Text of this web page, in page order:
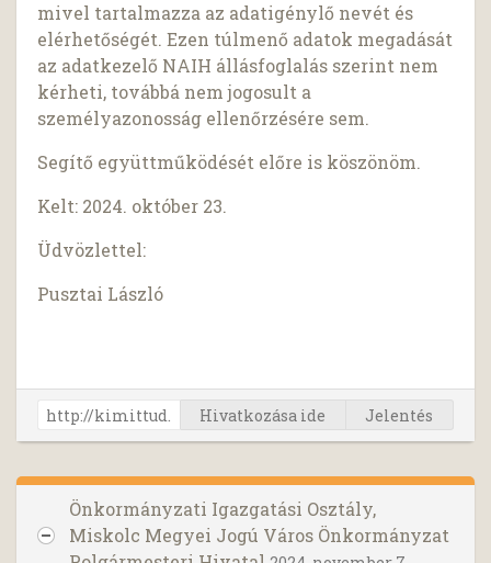
mivel tartalmazza az adatigénylő nevét és
elérhetőségét. Ezen túlmenő adatok megadását
az adatkezelő NAIH állásfoglalás szerint nem
kérheti, továbbá nem jogosult a
személyazonosság ellenőrzésére sem.
Segítő együttműködését előre is köszönöm.
Kelt: 2024. október 23.
Üdvözlettel:
Pusztai László
Hivatkozása ide Jelentés
Önkormányzati Igazgatási Osztály,
Miskolc Megyei Jogú Város Önkormányzat